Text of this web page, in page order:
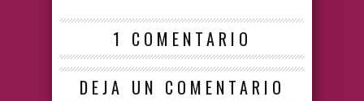
1 COMENTARIO
DEJA UN COMENTARIO